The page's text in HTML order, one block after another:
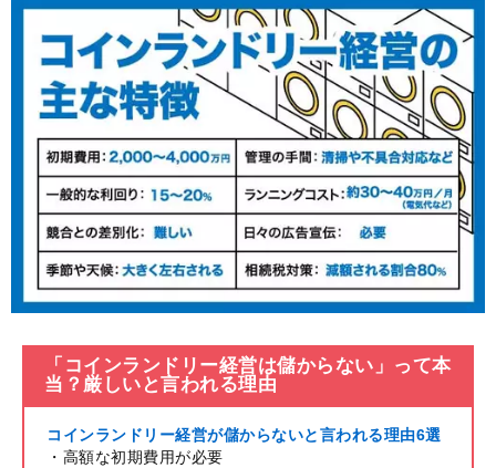
「コインランドリー経営は儲からない」って本
当？厳しいと言われる理由
コインランドリー経営が儲からないと言われる理由6選
・高額な初期費用が必要